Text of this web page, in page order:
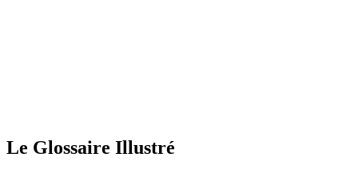
Le Glossaire Illustré